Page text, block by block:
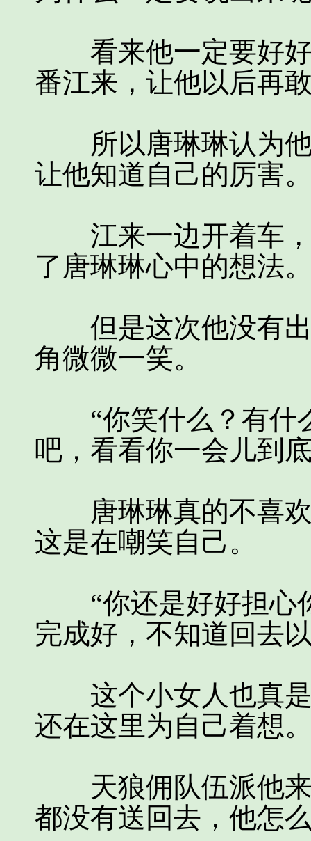
看来他一定要好好
番江来，让他以后再
所以唐琳琳认为他
让他知道自己的厉害
江来一边开着车，
了唐琳琳心中的想法
但是这次他没有出
角微微一笑。
“你笑什么？有什
吧，看看你一会儿到
唐琳琳真的不喜欢
这是在嘲笑自己。
“你还是好好担心
完成好，不知道回去
这个小女人也真是
还在这里为自己着想
天狼佣队伍派他来
都没有送回去，他怎